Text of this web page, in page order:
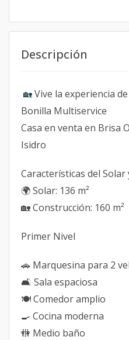
Descripción
🏡 Vive la experiencia
Bonilla Multiservice
Casa en venta en Brisa
Isidro
Características del Solar
🌍 Solar: 136 m²
🏡 Construcción: 160 m²
Primer Nivel
🚗 Marquesina para 2
🛋 Sala espaciosa
🍽 Comedor amplio
🍳 Cocina moderna
🚻 Medio baño